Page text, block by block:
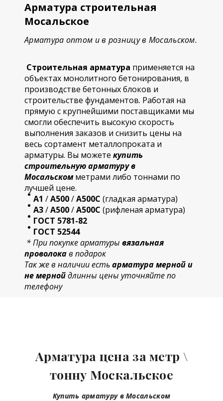
Арматура строительная
Мосальское
Арматура оптом и в розницу в Мосальском.
Строительная арматура применяется на
объектах монолитного бетонирования, в
производстве бетонных блоков и
строительстве фундаментов. Работая на
прямую с крупнейшими поставщиками мы
смогли обеспечить высокую скорость
выполнения заказов и снизить цены на
весь сортамент металлопроката и
арматуры. Вы можете купить
строительнуюарматуру в
Мосальскомметрами либо тоннами по
лучшей цене.
А1 /А500/А500С (гладкая арматура)
А3/А500/А500С (рифленая арматура)
ГОСТ 5781-82
ГОСТ 52544
* При покупке арматуры вязальная
проволокав подарок
Так же в наличии естьарматура мерной и
не мернойдлинны цены уточняйте по
телефону
Арматура цена за метр \
тонну Москальское
Купить арматуру в Мосальском